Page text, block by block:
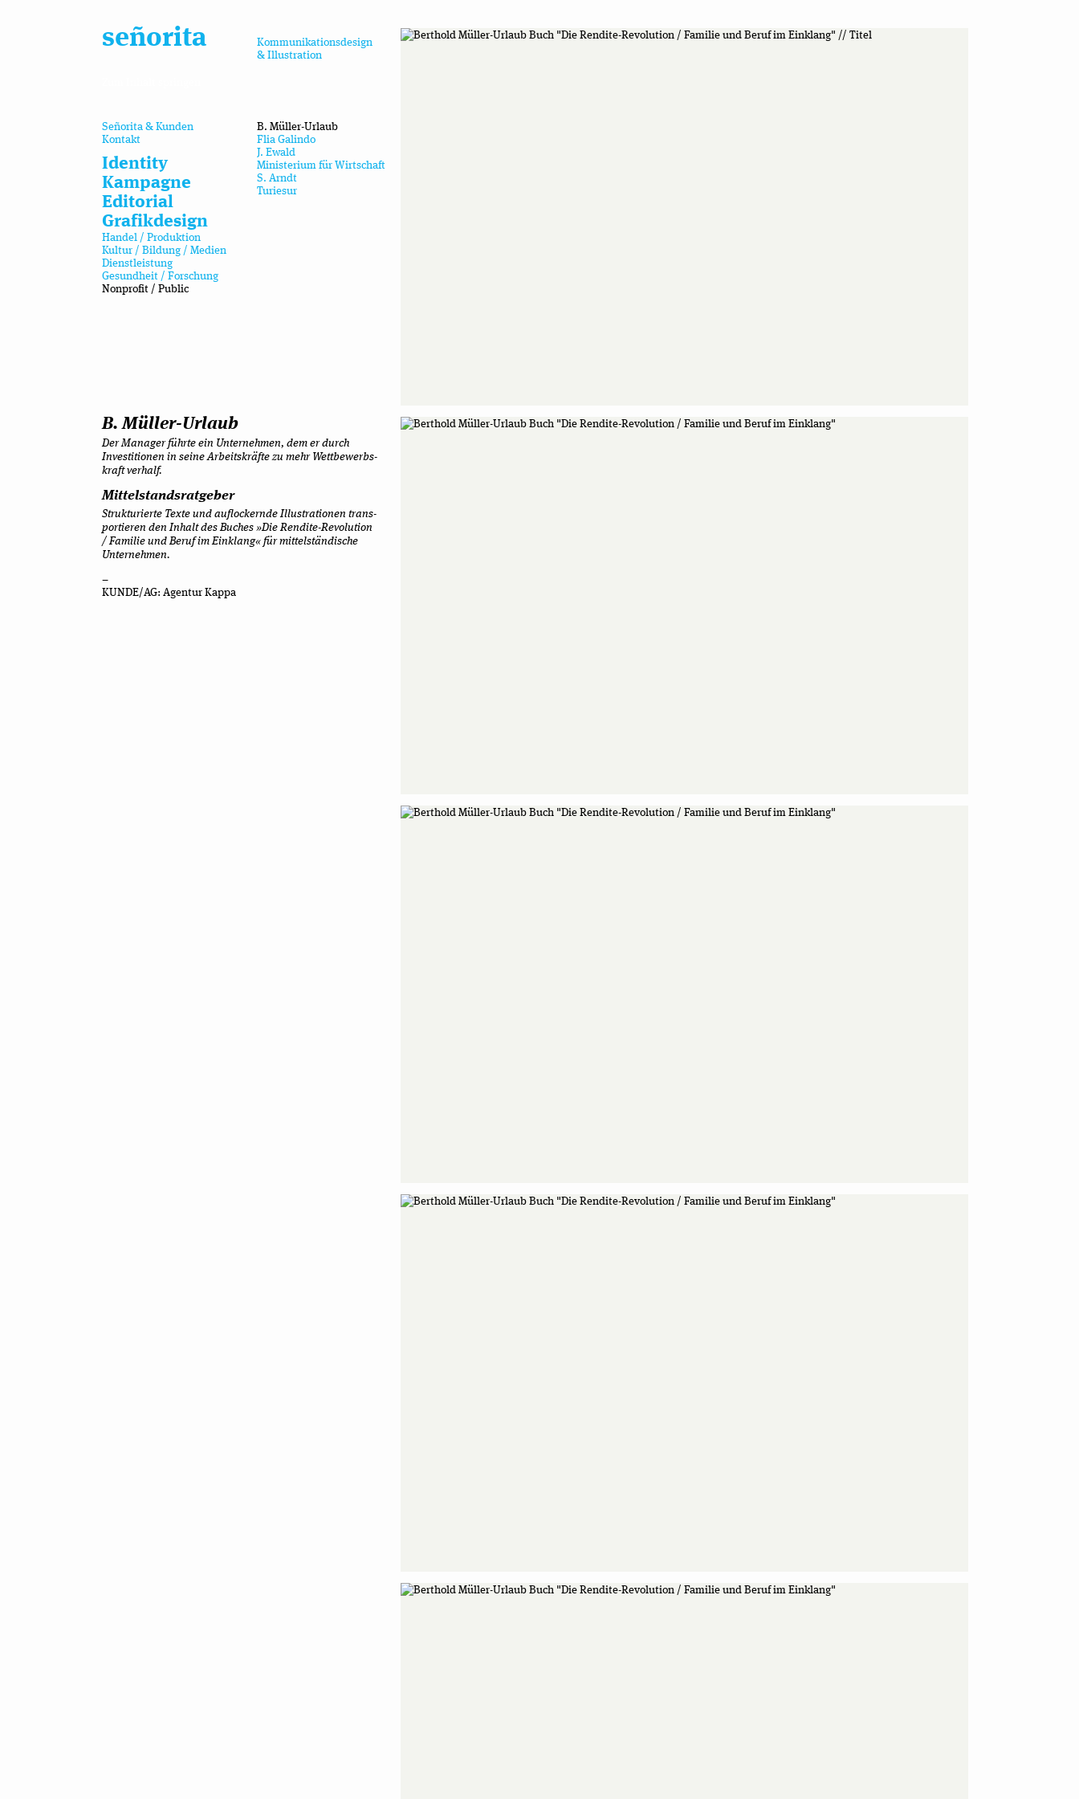
señorita
Kommunikationsdesign
& Illustration
Señorita & Kunden
Kontakt
Identity
Kampagne
Editorial
Grafikdesign
Handel / Produktion
Kultur / Bildung / Medien
Dienstleistung
Gesundheit / Forschung
Nonprofit / Public
B. Müller-Urlaub
Flia Galindo
J. Ewald
Ministerium für Wirtschaft
S. Arndt
Turiesur
B. Müller-Urlaub
Der Mana­ger führte ein Unter­neh­men, dem er durch
Inves­ti­tio­nen in seine Arbeits­kräfte zu mehr Wett­be­werbs­
kraft verhalf.
Mit­tel­stands­rat­ge­ber
Struk­tu­rierte Texte und auf­lo­ckernde Illus­tra­tio­nen trans­
por­tie­ren den Inhalt des Buches »Die Rendite-Revolution
/ Fami­lie und Beruf im Ein­klang« für mit­tel­stän­di­sche
Unternehmen.
–
KUNDE/AG: Agen­tur Kappa